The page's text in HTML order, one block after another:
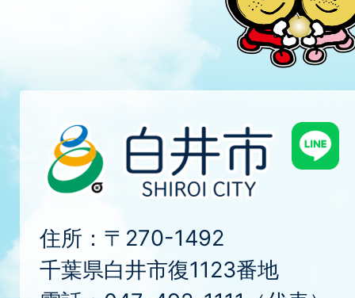
住所：〒270-1492
千葉県白井市復1123番地